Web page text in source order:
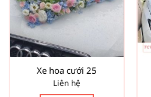
Xe hoa cưới 25
Liên hệ